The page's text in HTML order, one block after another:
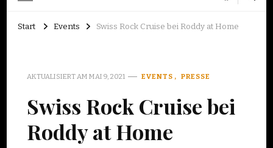
Start Events Swiss Rock Cruise bei Roddy at Home
AKTUALISIERT AM MAI 9, 2021 EVENTS PRESSE
Swiss Rock Cruise bei
Roddy at Home